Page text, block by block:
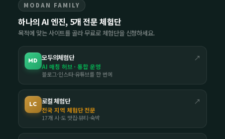
MODAN FAMILY
하나의 AI 엔진, 5개 전문 체험단
목적에 맞는 사이트를 골라 무료로 체험단을 신청하세요.
MD 모두의체험단 ↗
AI 매칭 허브 · 통합 운영
블로그·인스타·유튜브를 한 번에
LC 로컬 체험단 ↗
전국 지역 체험단 전문
17개 시·도 맛집·뷰티·숙박